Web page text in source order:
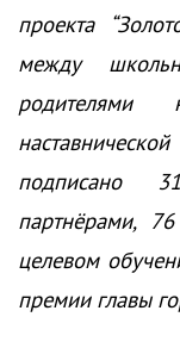
проекта
между
подписано
партнёрами,
целевом
премии главы